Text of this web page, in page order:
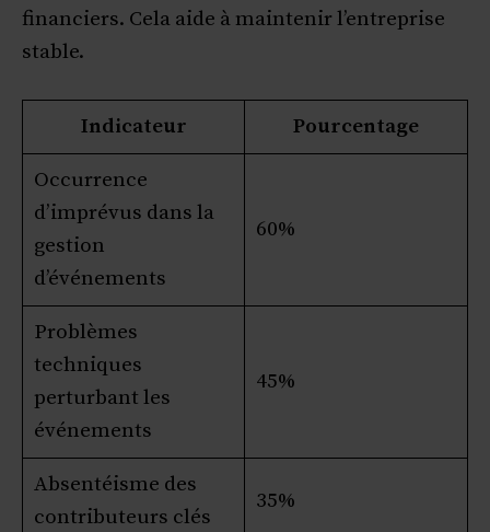
financiers. Cela aide à maintenir l’entreprise
stable.
Indicateur Pourcentage
Occurrence
d’imprévus dans la
gestion
d’événements
60%
Problèmes
techniques
perturbant les
événements
45%
Absentéisme des
contributeurs clés
35%